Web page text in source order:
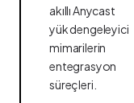
akıllı Anycast
yük dengeleyici
mimarilerin
entegrasyon
süreçleri.